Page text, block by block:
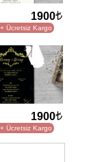
1900
Ücretsiz Kargo
1900
Ücretsiz Kargo